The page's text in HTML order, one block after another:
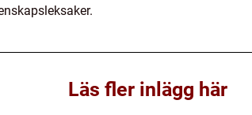
Läs fler inlägg här